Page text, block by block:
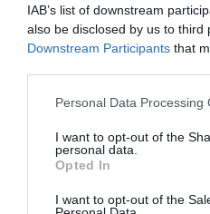
IAB’s list of downstream
also be disclosed by us to third
Downstream Participants that
Please note that this website/
not limited to your visit or
grant or deny consent to
use your data for below
consent section.
Personal Data Processing
I want to opt-out of the
personal data.
Opted In
I want to opt-out of the
PRONEWS.GR /ΚΟΙΝΩΝΙΑ
Αίσιο τέλος στην
των δίδυμων